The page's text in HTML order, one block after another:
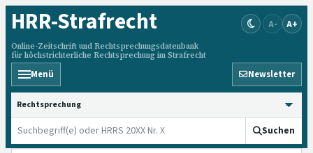
HRR-Strafrecht
Online-Zeitschrift und Rechtsprechungsdatenbank
für höchstrichterliche Rechtsprechung im Strafrecht
A- A+
Menü Newsletter
HRRS durchsuchen
Suchen